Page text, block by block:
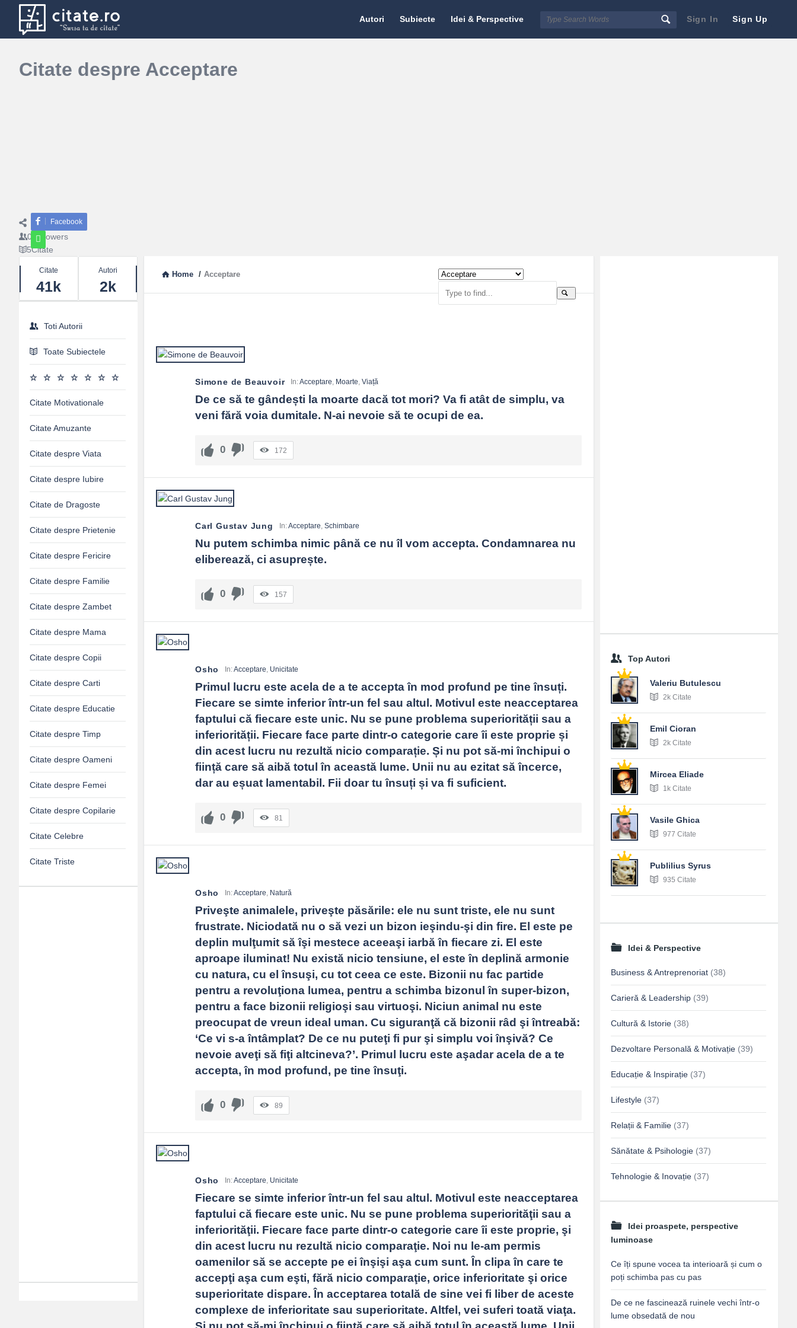
Sign In Sign Up
Citate.ro
Autori Subiecte Idei & Perspective
Citate despre Acceptare
ShareFacebook
0 Followers
5Citate
Home / Acceptare
Simone de Beauvoir In:Acceptare, Moarte,Viață
De ce să te gândești la moarte dacă tot mori? Va fi atât de simplu, va
veni fără voia dumitale. N-ai nevoie să te ocupi de ea.
0 172
Carl Gustav Jung In:Acceptare Schimbare
Nu putem schimba nimic până ce nu îl vom accepta. Condamnarea nu
eliberează, ci asuprește.
0 157
Osho In:Acceptare, Unicitate
Primul lucru este acela de a te accepta în mod profund pe tine însuți.
Fiecare se simte inferior într-un fel sau altul. Motivul este neacceptarea
faptului că fiecare este unic. Nu se pune problema superiorității sau a
inferiorității. Fiecare face parte dintr-o categorie care îi este proprie și
din acest lucru nu rezultă nicio comparație. Și nu pot să-mi închipui o
ființă care să aibă totul în această lume. Unii nu au ezitat să încerce,
dar au eșuat lamentabil. Fii doar tu însuți și va fi suficient.
0 81
Osho In:Acceptare, Natură
Priveşte animalele, priveşte păsările: ele nu sunt triste, ele nu sunt
frustrate. Niciodată nu o să vezi un bizon ieşindu-şi din fire. El este pe
deplin mulţumit să îşi mestece aceeaşi iarbă în fiecare zi. El este
aproape iluminat! Nu există nicio tensiune, el este în deplină armonie
cu natura, cu el însuşi, cu tot ceea ce este. Bizonii nu fac partide
pentru a revoluţiona lumea, pentru a schimba bizonul în super-bizon,
pentru a face bizonii religioşi sau virtuoşi. Niciun animal nu este
preocupat de vreun ideal uman. Cu siguranţă că bizonii râd şi întreabă:
‘Ce vi s-a întâmplat? De ce nu puteţi fi pur şi simplu voi înşivă? Ce
nevoie aveţi să fiţi altcineva?’. Primul lucru este aşadar acela de a te
accepta, în mod profund, pe tine însuţi.
0 89
Osho In:Acceptare, Unicitate
Fiecare se simte inferior într-un fel sau altul. Motivul este neacceptarea
faptului că fiecare este unic. Nu se pune problema superiorităţii sau a
inferiorităţii. Fiecare face parte dintr-o categorie care îi este proprie, şi
din acest lucru nu rezultă nicio comparaţie. Noi nu le-am permis
oamenilor să se accepte pe ei înşişi aşa cum sunt. În clipa în care te
accepţi aşa cum eşti, fără nicio comparaţie, orice inferioritate şi orice
superioritate dispare. În acceptarea totală de sine vei fi liber de aceste
complexe de inferioritate sau superioritate. Altfel, vei suferi toată viaţa.
Top Autori
Valeriu Butulescu
2k Citate
Emil Cioran
2k Citate
Mircea Eliade
1k Citate
Vasile Ghica
977 Citate
Publilius Syrus
935 Citate
Idei & Perspective
Business & Antreprenoriat (38)
Carieră & Leadership (39)
Cultură & Istorie (38)
Dezvoltare Personală & Motivație (39)
Educație & Inspirație (37)
Lifestyle (37)
Relații & Familie (37)
Sănătate & Psihologie (37)
Tehnologie & Inovație (37)
Idei proaspete, perspective
luminoase
Ce îți spune vocea ta interioară și cum o
poți schimba pas cu pas
De ce ne fascinează ruinele vechi într-o
lume obsedată de nou
Stats
Citate
41k
Autori
2k
Toti Autorii
Toate Subiectele
Citate Motivationale
Citate Amuzante
Citate despre Viata
Citate despre Iubire
Citate de Dragoste
Citate despre Prietenie
Citate despre Fericire
Citate despre Familie
Citate despre Zambet
Citate despre Mama
Citate despre Copii
Citate despre Carti
Citate despre Educatie
Citate despre Timp
Citate despre Oameni
Citate despre Femei
Citate despre Copilarie
Citate Celebre
Citate Triste